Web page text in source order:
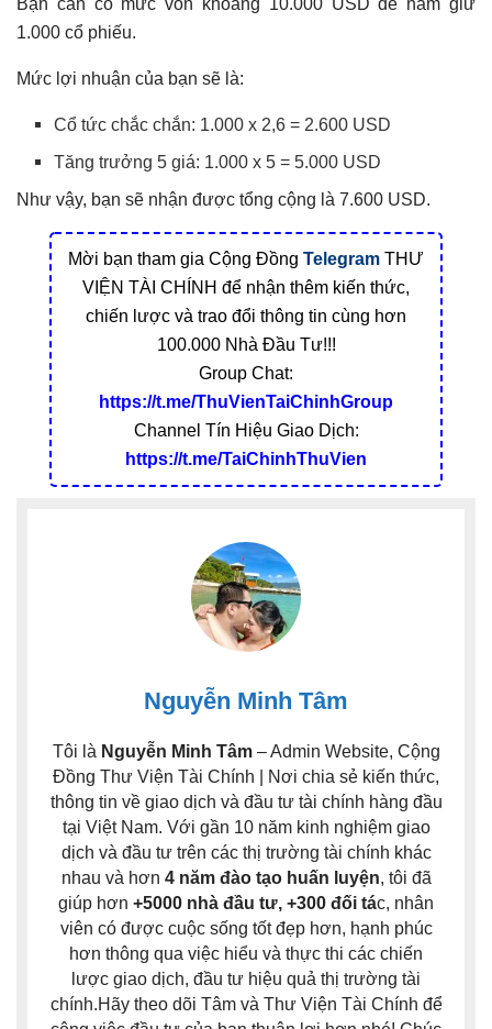
1.000 cổ phiếu.
Mức lợi nhuận của bạn sẽ là:
Cổ tức chắc chắn: 1.000 x 2,6 = 2.600 USD
Tăng trưởng 5 giá: 1.000 x 5 = 5.000 USD
Như vậy, bạn sẽ nhận được tổng cộng là 7.600 USD.
Mời bạn tham gia Cộng Đồng Telegram THƯ
VIỆN TÀI CHÍNH để nhận thêm kiến thức,
chiến lược và trao đổi thông tin cùng hơn
100.000 Nhà Đầu Tư!!!
Group Chat:
https://t.me/ThuVienTaiChinhGroup
Channel Tín Hiệu Giao Dịch:
https://t.me/TaiChinhThuVien
Nguyễn Minh Tâm
Tôi là Nguyễn Minh Tâm– Admin Website, Cộng
Đồng Thư Viện Tài Chính | Nơi chia sẻ kiến thức,
thông tin về giao dịch và đầu tư tài chính hàng đầu
tại Việt Nam. Với gần 10 năm kinh nghiệm giao
dịch và đầu tư trên các thị trường tài chính khác
nhau và hơn 4 năm đào tạo huấn luyện, tôi đã
giúp hơn +5000 nhà đầu tư, +300 đối tác, nhân
viên có được cuộc sống tốt đẹp hơn, hạnh phúc
hơn thông qua việc hiểu và thực thi các chiến
lược giao dịch, đầu tư hiệu quả thị trường tài
chính.Hãy theo dõi Tâm và Thư Viện Tài Chính để